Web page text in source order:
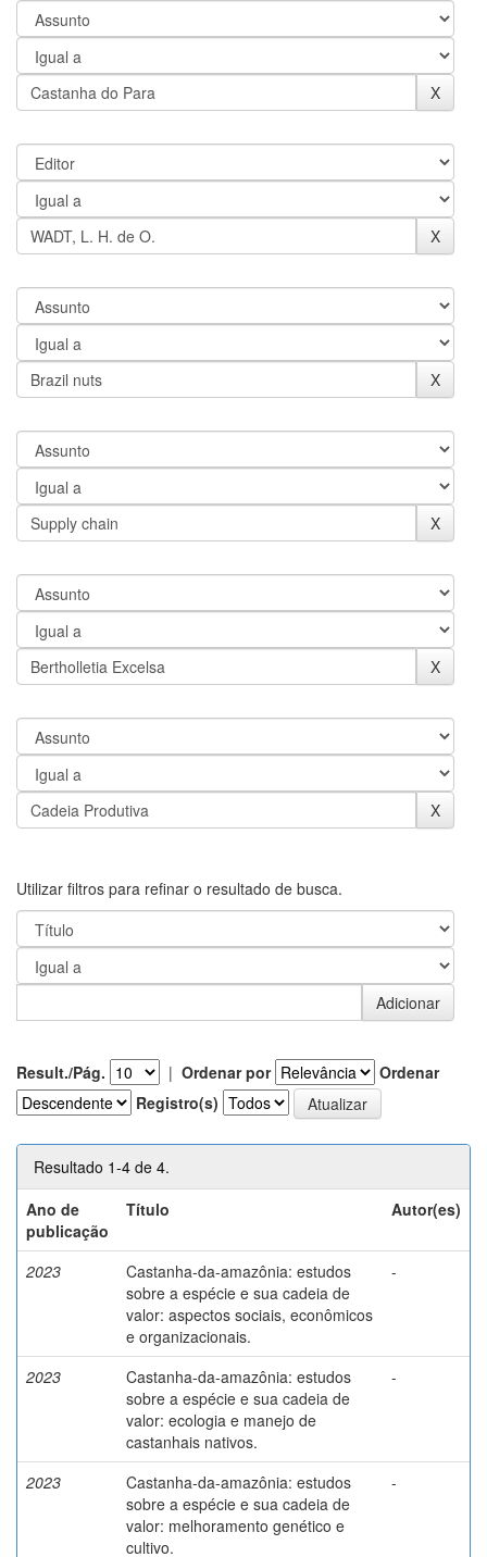
Utilizar filtros para refinar o resultado de busca.
Result./Pág. | Ordenar por
Ordenar
Registro(s)
Resultado 1-4 de 4.
Ano de
publicação
Título Autor(es)
2023
Castanha-da-amazônia: estudos
sobre a espécie e sua cadeia de
valor: aspectos sociais, econômicos
e organizacionais.
-
2023
Castanha-da-amazônia: estudos
sobre a espécie e sua cadeia de
valor: ecologia e manejo de
castanhais nativos.
-
2023
Castanha-da-amazônia: estudos
sobre a espécie e sua cadeia de
valor: melhoramento genético e
cultivo.
-